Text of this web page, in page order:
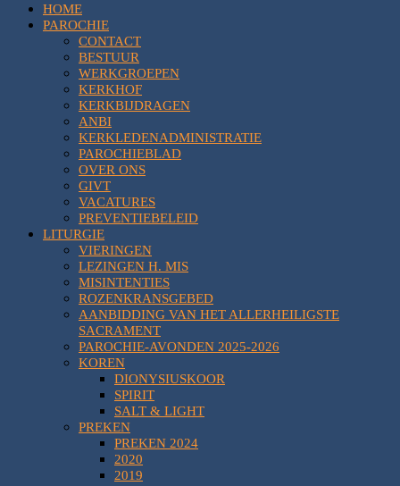
HOME
PAROCHIE
CONTACT
BESTUUR
WERKGROEPEN
KERKHOF
KERKBIJDRAGEN
ANBI
KERKLEDENADMINISTRATIE
PAROCHIEBLAD
OVER ONS
GIVT
VACATURES
PREVENTIEBELEID
LITURGIE
VIERINGEN
LEZINGEN H. MIS
MISINTENTIES
ROZENKRANSGEBED
AANBIDDING VAN HET ALLERHEILIGSTE
SACRAMENT
PAROCHIE-AVONDEN 2025-2026
KOREN
DIONYSIUSKOOR
SPIRIT
SALT & LIGHT
PREKEN
PREKEN 2024
2020
2019